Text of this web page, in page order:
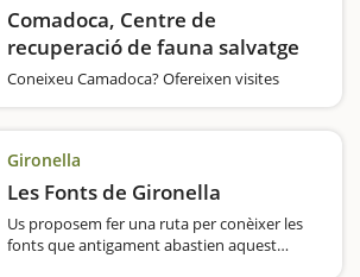
Comadoca, Centre de
recuperació de fauna salvatge
Coneixeu Camadoca? Ofereixen visites
que s'enfronten i com evitar-los. Aquesta
antiga masia avui en dia és…
Gironella
Les Fonts de Gironella
Us proposem fer una ruta per conèixer les
fonts que antigament abastien aquest